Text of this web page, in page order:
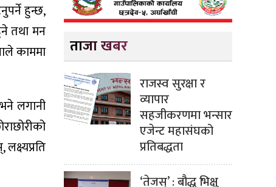
हुन्छ,
तथा मन
काममा
लगानी
ताजा खबर
राजस्व सुरक्षा र
व्यापार
सहजीकरणमा भन्सार
एजेन्ट महासंघको
प्रतिबद्धता
‘तेजस्’ : बौद्ध भिक्षु